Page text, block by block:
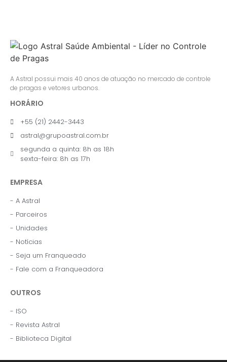
A Astral possui mais 40 anos de atuação no mercado de controle
de pragas e vetores urbanos.
HORÁRIO
+55 (21) 2442-3443
astral@grupoastral.com.br
segunda a quinta: 8h as 18h
sexta-feira: 8h as 17h
EMPRESA
- A Astral
- Parceiros
- Unidades
- Notícias
- Seja um Franqueado
- Fale com a Franqueadora
OUTROS
- ISO
- Revista Astral
- Biblioteca Digital